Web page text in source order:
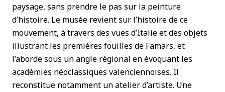
paysage, sans prendre le pas sur la peinture
d’histoire. Le musée revient sur l’histoire de ce
mouvement, à travers des vues d’Italie et des objets
illustrant les premières fouilles de Famars, et
l’aborde sous un angle régional en évoquant les
académies néoclassiques valenciennoises. Il
reconstitue notamment un atelier d’artiste. Une